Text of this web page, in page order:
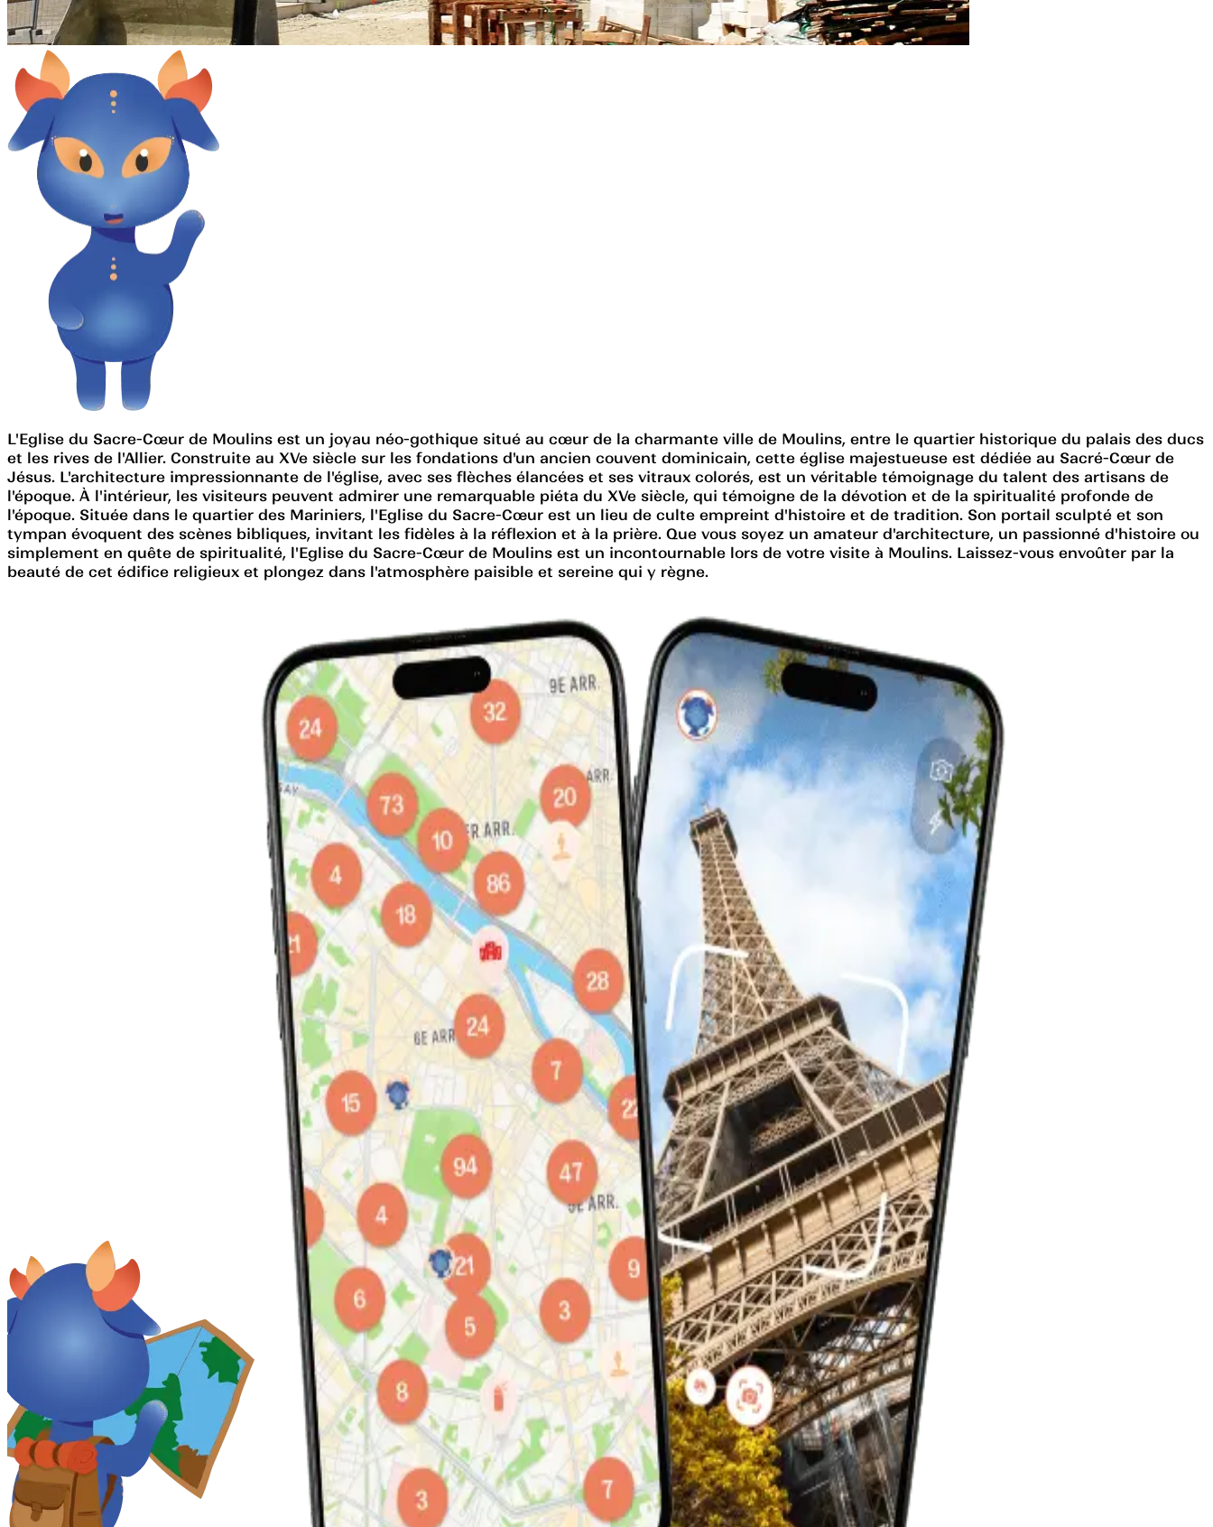
L'Eglise du Sacre-Cœur de Moulins est un joyau néo-gothique situé au cœur de la charmante ville de Moulins, entre le quartier historique du palais des ducs
et les rives de l'Allier. Construite au XVe siècle sur les fondations d'un ancien couvent dominicain, cette église majestueuse est dédiée au Sacré-Cœur de
Jésus. L'architecture impressionnante de l'église, avec ses flèches élancées et ses vitraux colorés, est un véritable témoignage du talent des artisans de
l'époque. À l'intérieur, les visiteurs peuvent admirer une remarquable piéta du XVe siècle, qui témoigne de la dévotion et de la spiritualité profonde de
l'époque. Située dans le quartier des Mariniers, l'Eglise du Sacre-Cœur est un lieu de culte empreint d'histoire et de tradition. Son portail sculpté et son
tympan évoquent des scènes bibliques, invitant les fidèles à la réflexion et à la prière. Que vous soyez un amateur d'architecture, un passionné d'histoire ou
simplement en quête de spiritualité, l'Eglise du Sacre-Cœur de Moulins est un incontournable lors de votre visite à Moulins. Laissez-vous envoûter par la
beauté de cet édifice religieux et plongez dans l'atmosphère paisible et sereine qui y règne.